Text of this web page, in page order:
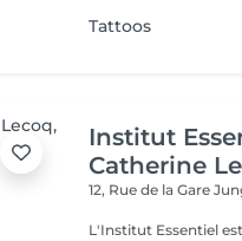
Tattoos
Institut
Catherine
12, Rue de la Gare
L'Institut Essentiel